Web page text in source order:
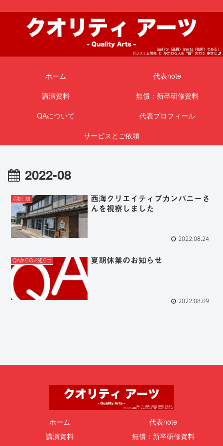
ホーム
代表note
講演資料
無償：新卒研修資料
QAについて
代表プロフィール
サービスとご依頼
2022-08
活動日誌
西海クリエイティブカンパニーさ
んを視察しました
2022.08.24
QAからのお知らせ 夏期休業のお知らせ
2022.08.09
ホーム
代表note
講演資料
無償：新卒研修資料